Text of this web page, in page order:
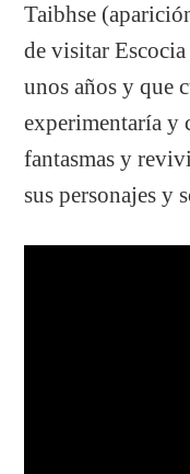
Taibhse
de visitar
unos años y que
experimentaría y
fantasmas y
sus personajes y